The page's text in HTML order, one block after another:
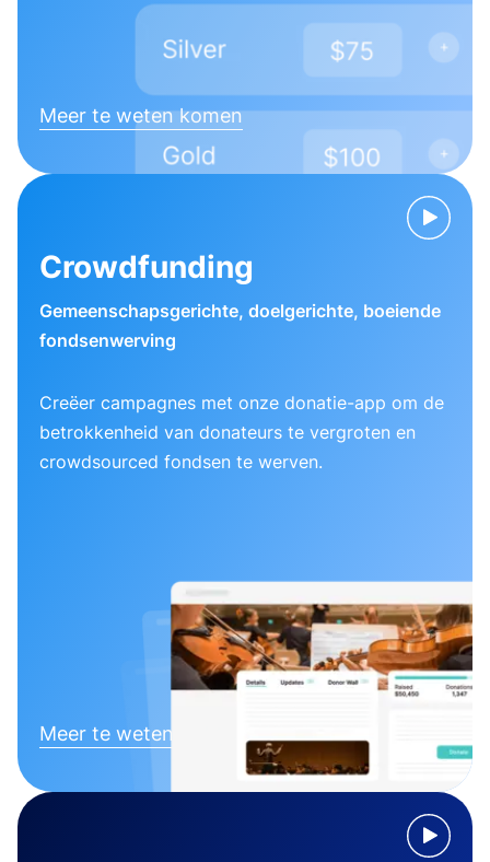
Meer te weten komen
Crowdfunding
Gemeenschapsgerichte, doelgerichte, boeiende
fondsenwerving
Creëer campagnes met onze donatie-app om de
betrokkenheid van donateurs te vergroten en
crowdsourced fondsen te werven.
Meer te weten komen